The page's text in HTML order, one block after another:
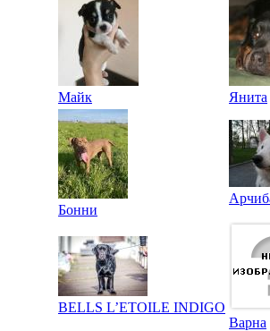
Майк Янита
Бонни
BELLS L’ETOILE INDIGO
Варна